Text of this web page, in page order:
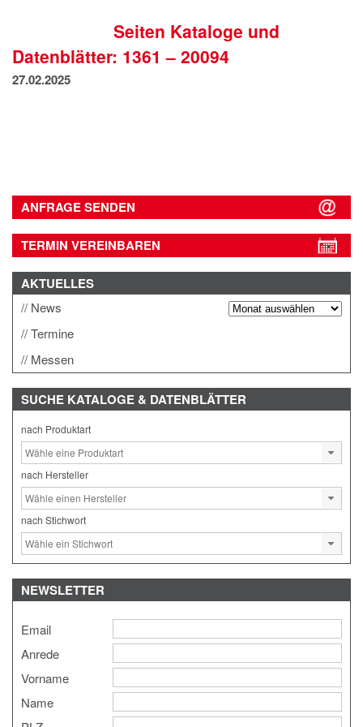
DATENSCHUTZSeiten Kataloge und
Datenblätter: 1361 – 20094
27.02.2025
ANFRAGE SENDEN
TERMIN VEREINBAREN
AKTUELLES
News
Termine
Messen
SUCHE KATALOGE & DATENBLÄTTER
nach Produktart
nach Hersteller
nach Stichwort
NEWSLETTER
Email
Anrede
Vorname
Name